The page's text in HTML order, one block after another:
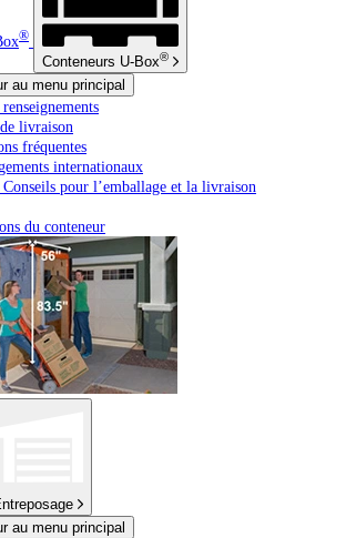
®
Conteneurs U-Box®
au menu principal
livraison
fréquentes
internationaux
Conseils pour l’emballage et la livraison
du conteneur
au menu principal